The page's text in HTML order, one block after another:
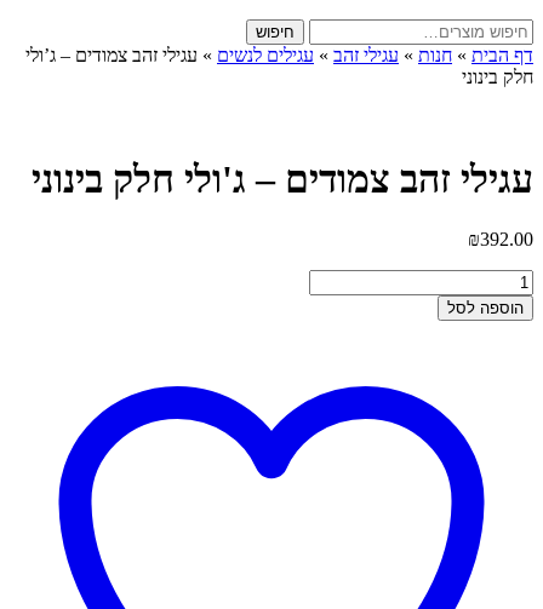
חיפוש
עבור:
חיפוש
דף הבית » חנות » עגילי זהב » עגילים לנשים » עגילי זהב צמודים – ג’ולי
חלק בינוני
עגילי זהב צמודים – ג'ולי חלק בינוני
₪392.00
כמות
של
עגילי
הוספה לסל